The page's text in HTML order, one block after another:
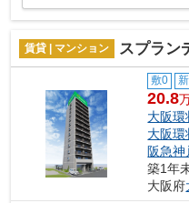
賃貸 | マンション スプラン
敷0
20.8
大阪環
大阪環
阪急神
築1年
大阪府